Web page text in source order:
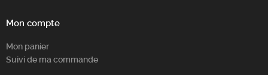
Mon compte
Mon panier
Suivi de ma commande